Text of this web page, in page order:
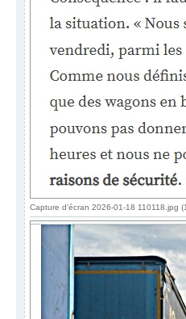
Capture d'écran 2026-01-18 110118.jpg